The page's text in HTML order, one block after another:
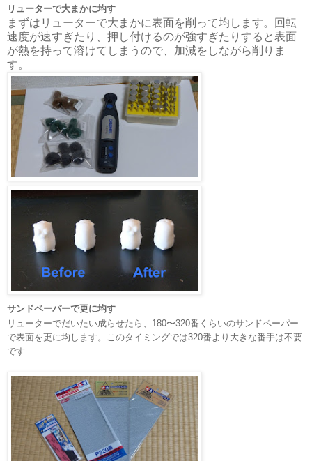
リューターで大まかに均す
まずはリューターで大まかに表面を削って均します。回転
速度が速すぎたり、押し付けるのが強すぎたりすると表面
が熱を持って溶けてしまうので、加減をしながら削りま
す。
サンドペーパーで更に均す
リューターでだいたい成らせたら、180〜320番くらいのサンドペーパー
で表面を更に均します。このタイミングでは320番より大きな番手は不要
です